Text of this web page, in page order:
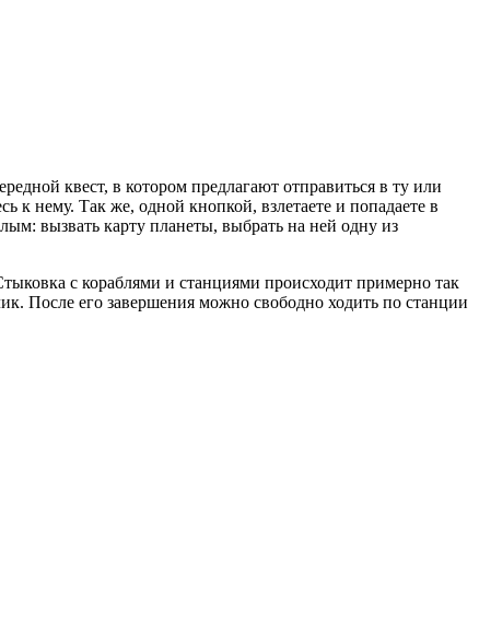
квест, в котором предлагают отправиться в ту или
к нему. Так же, одной кнопкой, взлетаете и попадаете в
вызвать карту планеты, выбрать на ней одну из
с кораблями и станциями происходит примерно так
После его завершения можно свободно ходить по станции